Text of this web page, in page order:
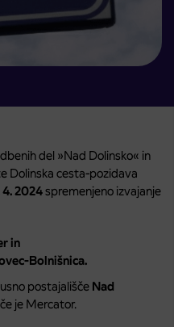
del »Nad Dolinsko« in
Dolinska cesta-pozidava
4. 2024spremenjeno izvajanje
in
Bolnišnica.
postajališče Nad
je Mercator.